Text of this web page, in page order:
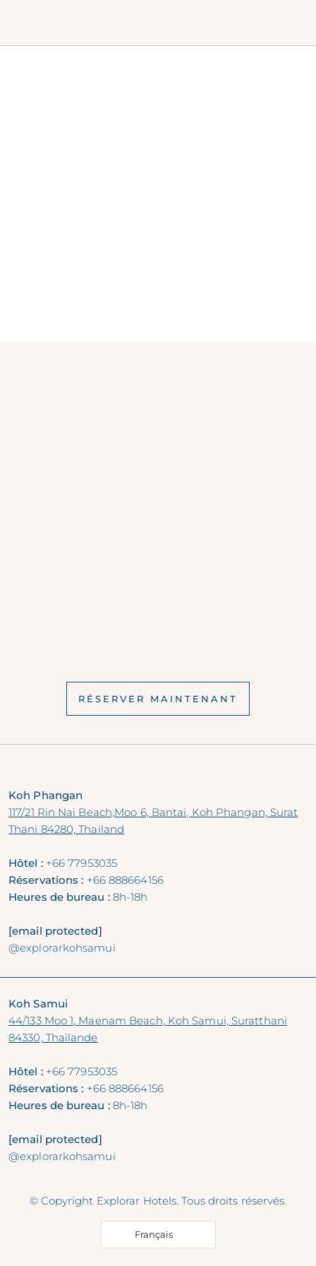
allant jusqu'à
RÉSERVER MAINTENANT
Koh Phangan
117/21 Rin Nai Beach,Moo 6, Bantai, Koh Phangan, Surat
Thani 84280, Thailand
Hôtel : +66 77953035
Réservations : +66 888664156
Heures de bureau :8h-18h
[email protected]
@explorarkohsamui
Koh Samui
44/133 Moo 1, Maenam Beach, Koh Samui, Suratthani
84330, Thaïlande
Hôtel : +66 77953035
Réservations : +66 888664156
Heures de bureau :8h-18h
[email protected]
@explorarkohsamui
© Copyright Explorar Hotels. Tous droits réservés.
Français